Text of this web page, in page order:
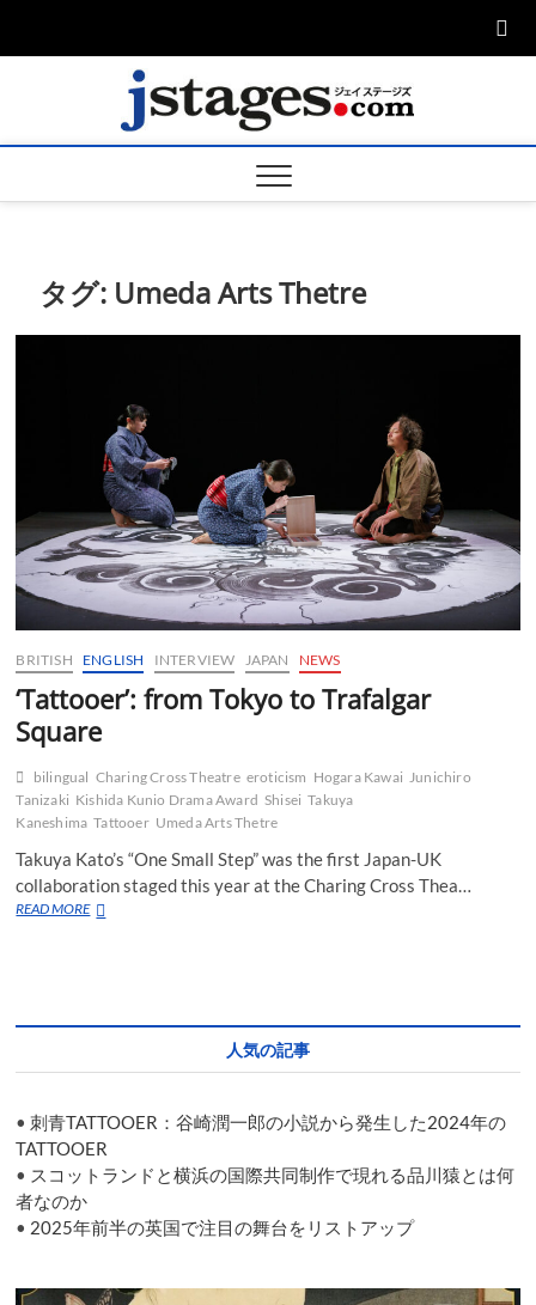
ージ
タグ: Umeda Arts Thetre
BRITISH ENGLISH INTERVIEW JAPAN NEWS
‘Tattooer’: from Tokyo to Trafalgar
Square
bilingual Charing Cross Theatre eroticism Hogara Kawai Junichiro
Tanizaki Kishida Kunio Drama Award Shisei Takuya
Kaneshima Tattooer Umeda Arts Thetre
Takuya Kato’s “One Small Step” was the first Japan-UK
collaboration staged this year at the Charing Cross Thea…
READ MORE‘Tattooer’:
人気の記事
•刺青TATTOOER：谷崎潤一郎の小説から発生した2024年の
TATTOOER
• スコットランドと横浜の国際共同制作で現れる品川猿とは何
者なのか
• 2025年前半の英国で注目の舞台をリストアップ